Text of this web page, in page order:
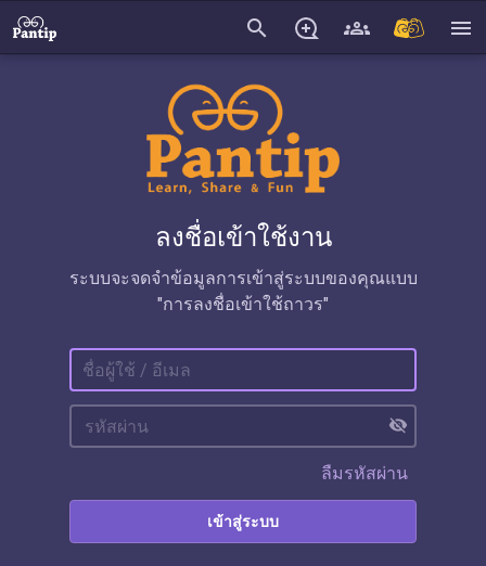
search menu
ลงชื่อเข้าใช้งาน
ระบบจะจดจำข้อมูลการเข้าสู่ระบบของคุณแบบ
"การลงชื่อเข้าใช้ถาวร"
visibility_off
ลืมรหัสผ่าน
เข้าสู่ระบบ